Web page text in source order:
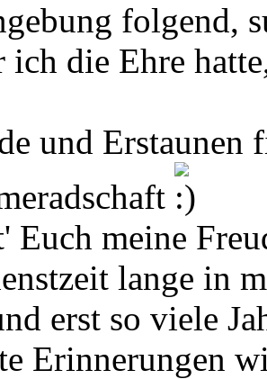
folgend,
ich die Ehre
und Erstaunen
Euch meine
lange in
erst so viele
Erinnerungen